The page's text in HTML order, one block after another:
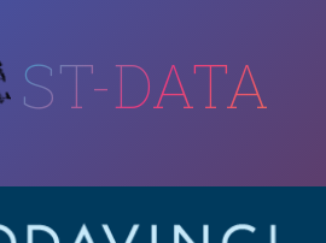
ST-DATA